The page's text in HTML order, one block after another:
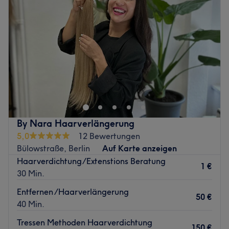
Produkte und Produktmarken: Hochwertige Produkte
Extras: Kostenlose Getränke, kostenloses W-LAN, keine
Haustiere erlaubt
Zurück zur Salonansicht
11:00–20:00
11:00–19:00
11:00
18:00
Geschlossen
Zurück zur Salonansicht
By Nara Haarverlängerung
5,0
12 Bewertungen
Bülowstraße, Berlin
Auf Karte anzeigen
Haarverdichtung/Extenstions Beratung
30 Min.
1 €
Entfernen /Haarverlängerung
40 Min.
50 €
Tressen Methoden Haarverdichtung